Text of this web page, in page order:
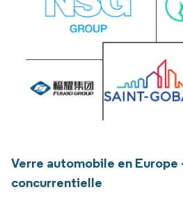
Verre automobile en
concurrentielle